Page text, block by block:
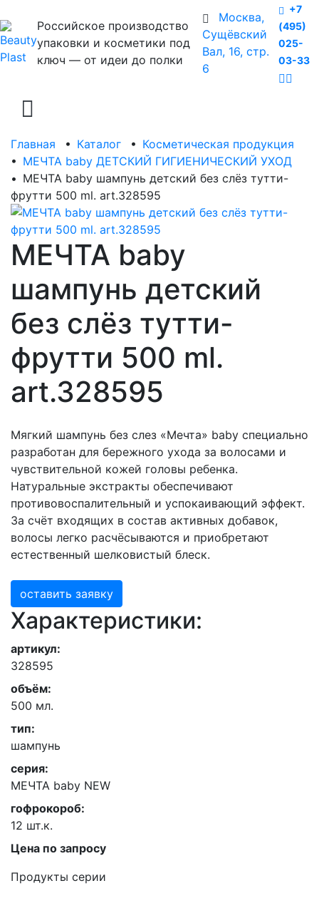
Российское производство
упаковки и косметики под
ключ — от идеи до полки
Москва,
Сущёвский
Вал, 16, стр.
6
+7
(495)
025-
03-33
Главная • Каталог • Косметическая продукция
• МЕЧТА baby ДЕТСКИЙ ГИГИЕНИЧЕСКИЙ УХОД
• МЕЧТА baby шампунь детский без слёз тутти-
фрутти 500 ml. art.328595
МЕЧТА baby
шампунь детский
без слёз тутти-
фрутти 500 ml.
art.328595
Мягкий шампунь без слез «Мечта» baby специально
разработан для бережного ухода за волосами и
чувствительной кожей головы ребенка.
Натуральные экстракты обеспечивают
противовоспалительный и успокаивающий эффект.
За счёт входящих в состав активных добавок,
волосы легко расчёсываются и приобретают
естественный шелковистый блеск.
оставить заявку
Характеристики:
артикул:
328595
объём:
500 мл.
тип:
шампунь
серия:
МЕЧТА baby NEW
гофрокороб:
12 шт.к.
Цена по запросу
Продукты серии